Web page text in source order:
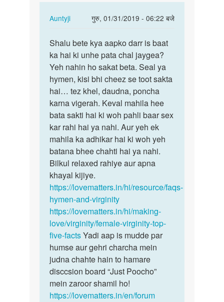
Auntyji
गुरु, 01/31/2019 - 06:22 बजे
In
to
First
time
sex
se
mujhe
bhut…
by
shalu
Shalu
bete
kya
aapko
darr
is…
Shalu bete kya aapko darr is baat
ka hai ki unhe pata chal jaygea?
Yeh nahin ho sakat beta. Seal ya
hymen, kisi bhi cheez se toot sakta
hai… tez khel, daudna, poncha
karna vigerah. Keval mahila hee
bata sakti hai ki woh pahli baar sex
kar rahi hai ya nahi. Aur yeh ek
mahila ka adhikar hai ki woh yeh
batana bhee chahti hai ya nahi.
Bilkul relaxed rahiye aur apna
khayal kijiye.
https://lovematters.in/hi/resource/faqs-
hymen-and-virginity
https://lovematters.in/hi/making-
love/virginity/female-virginity-top-
five-factsYadi aap is mudde par
humse aur gehri charcha mein
judna chahte hain to hamare
disccsion board “Just Poocho”
mein zaroor shamil ho!
https://lovematters.in/en/forum